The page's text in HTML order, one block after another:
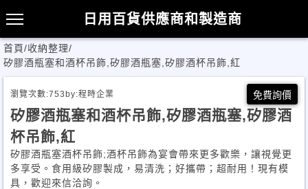
日用百貨供應商和製造商
首頁/收納整理/
矽膠酒瓶塞和酒杯吊飾,矽膠酒瓶塞,矽膠酒杯吊飾,紅
瀏覽次數:753 by:程時企業 免費詢價
矽膠酒瓶塞和酒杯吊飾,矽膠酒瓶塞,矽膠酒
杯吊飾,紅
矽膠酒瓶塞酒杯吊飾;酒杯吊飾為宴會帶來更多歡樂，讓視覺更
多享受。食用級矽膠製成，易清洗；好攜帶；超耐用！現有模
具，歡迎來信洽詢。